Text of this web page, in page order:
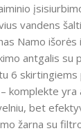
vandens
Namo išorės
antgalis su
6
komplekte yra
bet
žarna su